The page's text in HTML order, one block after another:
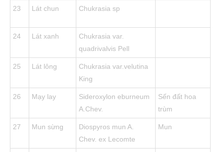
23 Lát chun Chukrasia sp
24 Lát xanh
Chukrasia var.
quadrivalvis Pell
25 Lát lông
Chukrasia var.velutina
King
26 Mạy lay
Sideroxylon eburneum
A.Chev.
Sến đất hoa
trùm
27 Mun sừng
Diospyros mun A.
Chev. ex Lecomte
Mun